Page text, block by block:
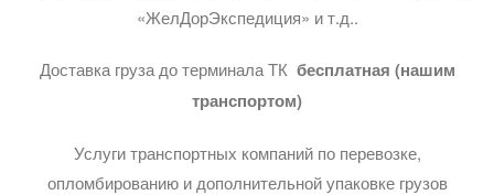
«ЖелДорЭкспедиция» и т.д..
Доставка груза до терминала ТК бесплатная (нашим
транспортом)
Услуги транспортных компаний по перевозке,
опломбированию и дополнительной упаковке грузов